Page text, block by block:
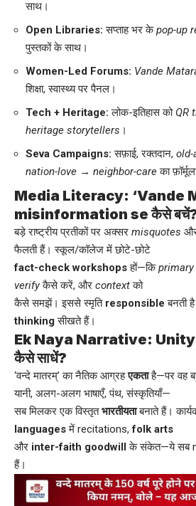
साथ।
Open Libraries: सप्ताह भर केpop-up
पुस्तकों के साथ।
Women-Led Forums: Vande
शिक्षा, स्वास्थ्य पर पैनल।
Tech + Heritage: लोक-इतिहास कोQR
heritage storytellers ।
Seva Campaigns: सफ़ाई, रक्तदान, old-
nation-love → neighbor-careका
Media Literacy: ‘Vande
misinformation se कैसे
बड़े राष्ट्रीय प्रतीकों पर अक्सर misquotes
फैलती हैं। स्कूल/कॉलेज में छोटे-छोटे
fact-check workshopsहों—कि
verifyकैसे करें, और contextको
कैसे समझें। इससे स्मृति responsible बनती
thinkingसीखते हैं।
Ek Naya Narrative:
कैसे साधें?
‘वन्दे मातरम्’ का नैतिक आग्रहएकताहै—पर वह
यानी, अलग-अलग भाषाएँ, पंथ, संस्कृतियाँ—
सब मिलकर एक विस्तृतभारतीयताबनाते हैं।
languagesमें recitations,folk arts
और inter-faith goodwillके संकेत—ये सब
हैं।